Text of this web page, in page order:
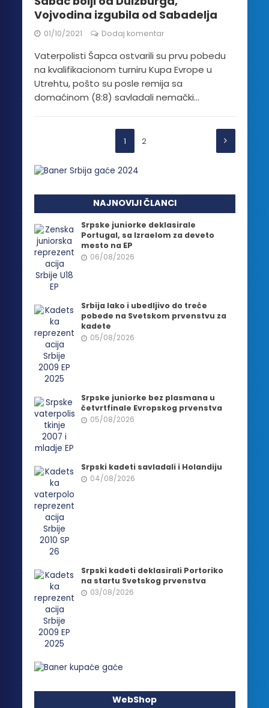
Vojvodina izgubila od Sabadelja
01/10/2021 Dodaj komentar
Vaterpolisti Šapca ostvarili su prvu pobedu
na kvalifikacionom turniru Kupa Evrope u
Utrehtu, pošto su posle remija sa
domaćinom (8:8) savladali nemački...
1 2
NAJNOVIJI ČLANCI
Srpske juniorke deklasirale
Portugal, sa Izraelom za deveto
mesto na EP
06/08/2026
Srbija lako i ubedljivo do treće
pobede na Svetskom prvenstvu za
kadete
05/08/2026
Srpske juniorke bez plasmana u
četvrtfinale Evropskog prvenstva
05/08/2026
Srpski kadeti savladali i Holandiju
04/08/2026
Srpski kadeti deklasirali Portoriko
na startu Svetskog prvenstva
03/08/2026
WebShop